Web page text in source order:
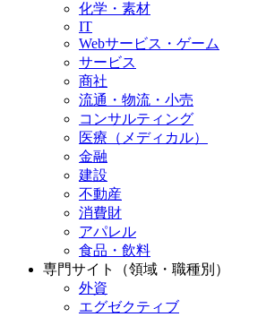
化学・素材
IT
Webサービス・ゲーム
サービス
商社
流通・物流・小売
コンサルティング
医療（メディカル）
金融
建設
不動産
消費財
アパレル
食品・飲料
専門サイト（領域・職種別）
外資
エグゼクティブ